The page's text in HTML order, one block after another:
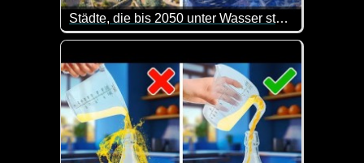
Städte, die bis 2050 unter Wasser stehen werden
Orte wie Miami, New Orleans und sogar Bangkok